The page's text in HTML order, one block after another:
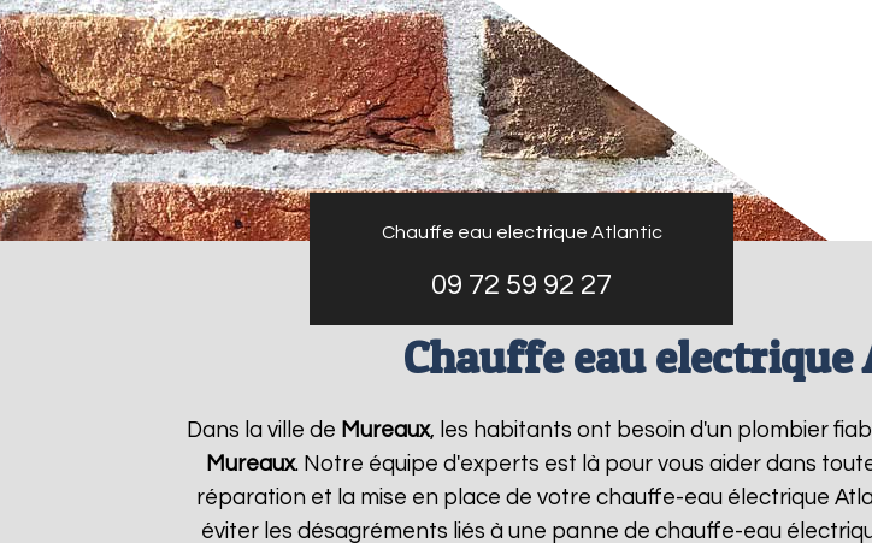
Chauffe eau electrique Atlantic
09 72 59 92 27
Chauffe eau
Dans la ville de Mureaux, les habitants ont besoin d'un plombier
Mureaux. Notre équipe d'experts est là pour vous aider dans
réparation et la mise en place de votre chauffe-eau électrique
éviter les désagréments liés à une panne de chauffe-eau